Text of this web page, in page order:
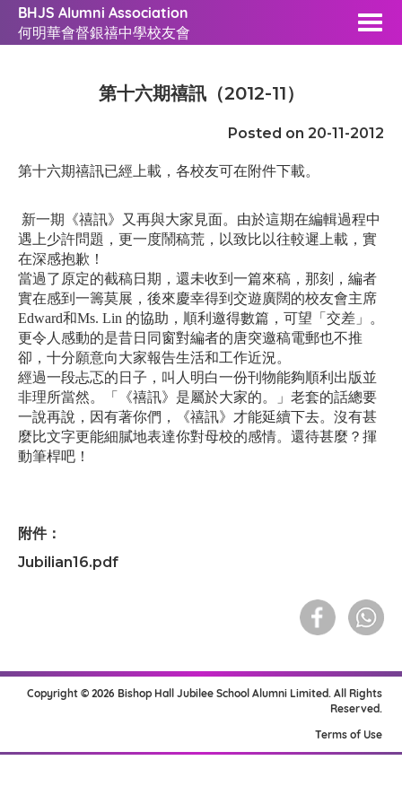
BHJS Alumni Association
何明華會督銀禧中學校友會
第十六期禧訊（2012-11）
Posted on 20-11-2012
第十六期禧訊已經上載，各校友可在附件下載。
新一期《禧訊》又再與大家見面。由於這期在編輯過程中
遇上少許問題，更一度鬧稿荒，以致比以往較遲上載，實
在深感抱歉！
當過了原定的截稿日期，還未收到一篇來稿，那刻，編者
實在感到一籌莫展，後來慶幸得到交遊廣闊的校友會主席
Edward和Ms. Lin 的協助，順利邀得數篇，可望「交差」。
更令人感動的是昔日同窗對編者的唐突邀稿電郵也不推
卻，十分願意向大家報告生活和工作近況。
經過一段忐忑的日子，叫人明白一份刊物能夠順利出版並
非理所當然。「《禧訊》是屬於大家的。」老套的話總要
一說再說，因有著你們，《禧訊》才能延續下去。沒有甚
麼比文字更能細膩地表達你對母校的感情。還待甚麼？揮
動筆桿吧！
附件：
Jubilian16.pdf
Copyright © 2026 Bishop Hall Jubilee School Alumni Limited. All Rights
Reserved.
Terms of Use